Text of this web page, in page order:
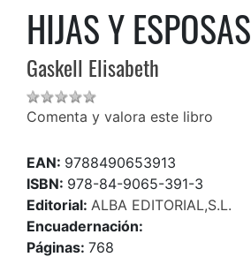
HIJAS Y ESPOSAS
Gaskell Elisabeth
Comenta y valora este libro
EAN: 9788490653913
ISBN: 978-84-9065-391-3
Editorial: ALBA EDITORIAL,S.L.
Encuadernación:
Páginas: 768